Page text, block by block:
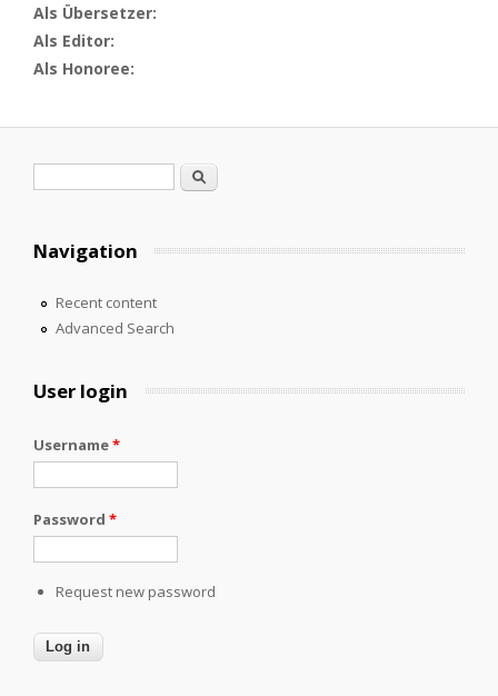
Als Übersetzer:
Als Editor:
Als Honoree:
Search
Navigation
Recent content
Advanced Search
User login
Username*
Password *
Request new password